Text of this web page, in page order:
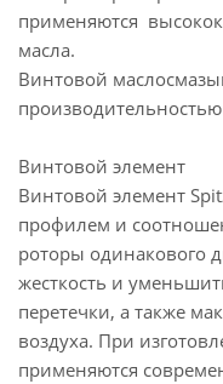
применяются
масла.
Винтовой
Винтовой элемент
Винтовой элемент
профилем и
роторы одинакового
жесткость и
перетечки, а также
воздуха. При
применяются